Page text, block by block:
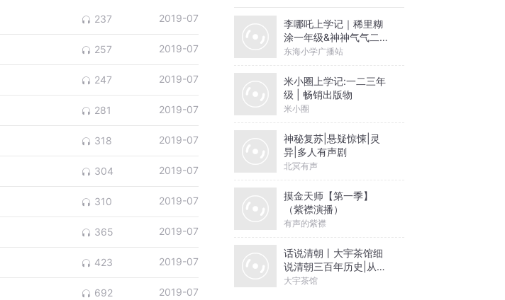
237 2019-07
257 2019-07
247 2019-07
281 2019-07
318 2019-07
304 2019-07
310 2019-07
365 2019-07
423 2019-07
692 2019-07
李哪吒上学记｜稀里糊
涂一年级&神神气气二年
级
东海小学广播站
米小圈上学记:一二三年
级 | 畅销出版物
米小圈
神秘复苏|悬疑惊悚|灵
异|多人有声剧
北冥有声
摸金天师【第一季】
（紫襟演播）
有声的紫襟
话说清朝丨大宇茶馆细
说清朝三百年历史|从努
尔哈赤到末代皇帝溥仪|
大宇茶馆